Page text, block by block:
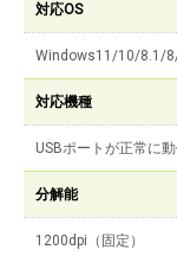
対応OS
Windows11/10/8.1/8/
対応機種
USBポートが正常に
分解能
1200dpi（固定）